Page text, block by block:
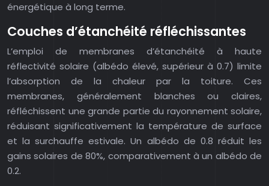
énergétique à long terme.
Couches d’étanchéité réfléchissantes
L’emploi de membranes d’étanchéité à haute
réflectivité solaire (albédo élevé, supérieur à 0.7) limite
l’absorption de la chaleur par la toiture. Ces
membranes, généralement blanches ou claires,
réfléchissent une grande partie du rayonnement solaire,
réduisant significativement la température de surface
et la surchauffe estivale. Un albédo de 0.8 réduit les
gains solaires de 80%, comparativement à un albédo de
0.2.